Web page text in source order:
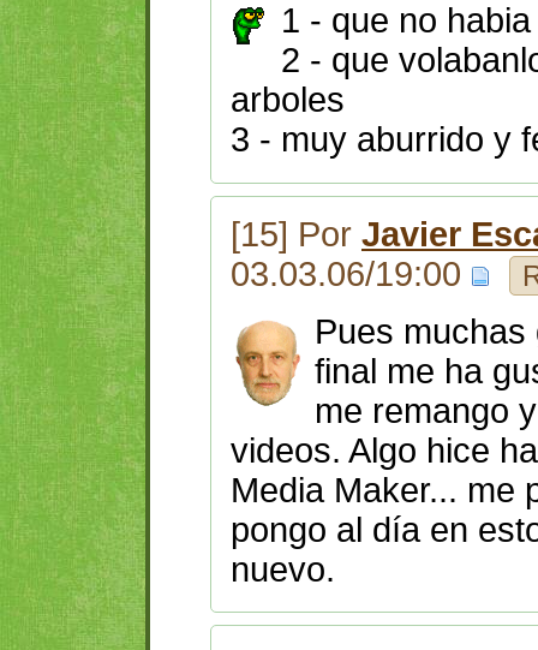
1 - que no
2 - que
arboles
3 - muy aburrido y
[15] Por Javier
03.03.06/19:00
Pues
final me ha
me remango
videos. Algo hice
Media Maker... me
pongo al día en
nuevo.